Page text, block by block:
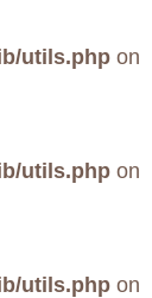
utils.php on
utils.php on
utils.php on